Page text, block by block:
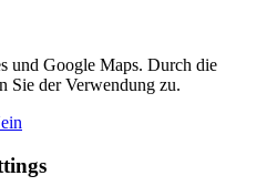
und Google Maps. Durch die
Sie der Verwendung zu.